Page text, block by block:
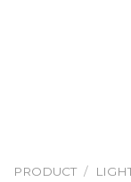
PRODUCT /